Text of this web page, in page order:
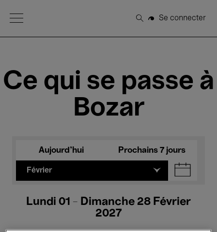
Open Menu
Rechercher
Se connecter
Ce qui se passe à
Bozar
Aujourd'hui Prochains 7 jours
Février
Lundi 01 - Dimanche 28 Février
2027